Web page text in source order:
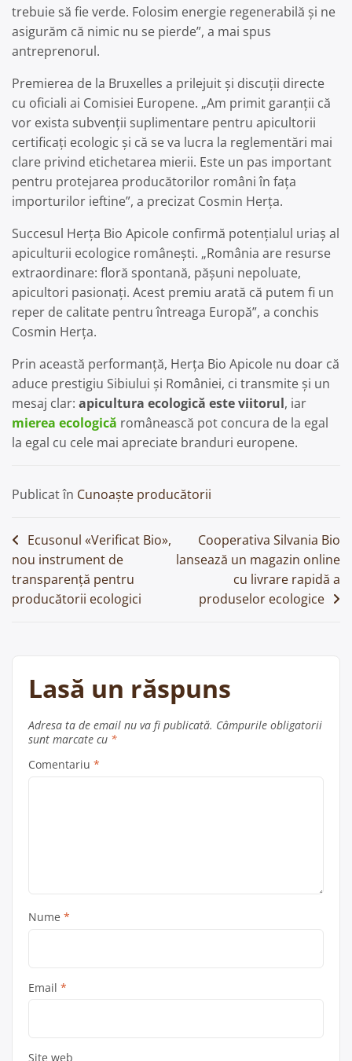
trebuie să fie verde. Folosim energie regenerabilă și ne
asigurăm că nimic nu se pierde”, a mai spus
antreprenorul.
Premierea de la Bruxelles a prilejuit și discuții directe
cu oficiali ai Comisiei Europene. „Am primit garanții că
vor exista subvenții suplimentare pentru apicultorii
certificați ecologic și că se va lucra la reglementări mai
clare privind etichetarea mierii. Este un pas important
pentru protejarea producătorilor români în fața
importurilor ieftine”, a precizat Cosmin Herța.
Succesul Herța Bio Apicole confirmă potențialul uriaș al
apiculturii ecologice românești. „România are resurse
extraordinare: floră spontană, pășuni nepoluate,
apicultori pasionați. Acest premiu arată că putem fi un
reper de calitate pentru întreaga Europă”, a conchis
Cosmin Herța.
Prin această performanță, Herța Bio Apicole nu doar că
aduce prestigiu Sibiului și României, ci transmite și un
mesaj clar: apicultura ecologică este viitorul, iar
mierea ecologică românească pot concura de la egal
la egal cu cele mai apreciate branduri europene.
Publicat în Cunoaște producătorii
Navigare
în
articole
Ecusonul «Verificat Bio»,
nou instrument de
transparență pentru
producătorii ecologici
Cooperativa Silvania Bio
lansează un magazin online
cu livrare rapidă a
produselor ecologice
Lasă un răspuns
Adresa ta de email nu va fi publicată. Câmpurile obligatorii
sunt marcate cu *
Comentariu *
Nume *
Email *
Site web